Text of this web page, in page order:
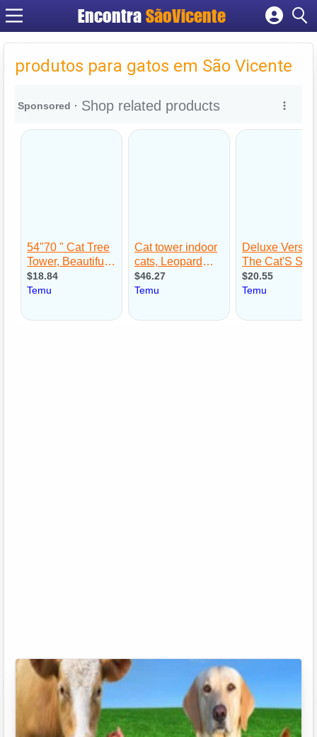
Encontra SãoVicente
Cadastrar empresa
Criar conta
produtos para gatos em São Vicente